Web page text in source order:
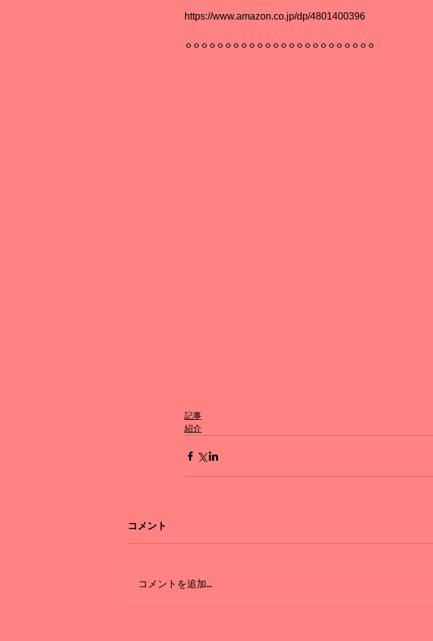
https://www.amazon.co.jp/dp/4801400396
⚪︎⚪︎⚪︎⚪︎⚪︎⚪︎⚪︎⚪︎⚪︎⚪︎⚪︎⚪︎⚪︎⚪︎⚪︎⚪︎⚪︎⚪︎⚪︎⚪︎⚪︎⚪︎⚪︎⚪︎
記事
紹介
コメント
コメントを追加…